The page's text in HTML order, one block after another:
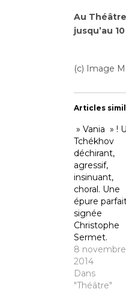
Au
jusqu’au
(c) Image
Articles
» Vania » !
Tchékhov
déchirant,
agressif,
insinuant,
choral. Une
épure
signée
Christophe
Sermet.
8 novembre
2014
Dans
"Théâtre"